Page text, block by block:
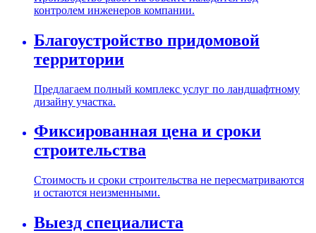
контролем инженеров компании.
Благоустройство придомовой
территории
Предлагаем полный комплекс услуг по ландшафтному
дизайну участка.
Фиксированная цена и сроки
строительства
Стоимость и сроки строительства не пересматриваются
и остаются неизменными.
Выезд специалиста